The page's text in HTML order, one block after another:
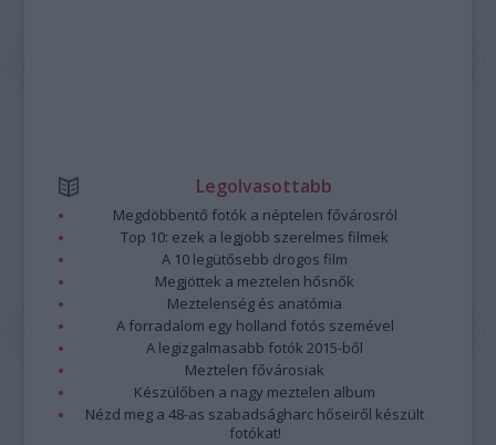
Legolvasottabb
Megdöbbentő fotók a néptelen fővárosról
Top 10: ezek a legjobb szerelmes filmek
A 10 legütősebb drogos film
Megjöttek a meztelen hősnők
Meztelenség és anatómia
A forradalom egy holland fotós szemével
A legizgalmasabb fotók 2015-ből
Meztelen fővárosiak
Készülőben a nagy meztelen album
Nézd meg a 48-as szabadságharc hőseiről készült
fotókat!